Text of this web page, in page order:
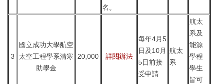
名。
3
國立成功大學航空
太空工程學系清寒
助學金
20,000 詳閱辦法
每年4月5
日及10月
5日前接
受申請
航太
系
航太
系及
能源
學程
學生
皆可